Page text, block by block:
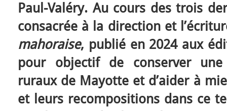
Paul-Valéry. Au cours des trois
consacrée à la direction et
mahoraise, publié en 2024 aux
pour objectif de conserver
ruraux de Mayotte et d’aider à
et leurs recompositions dans ce